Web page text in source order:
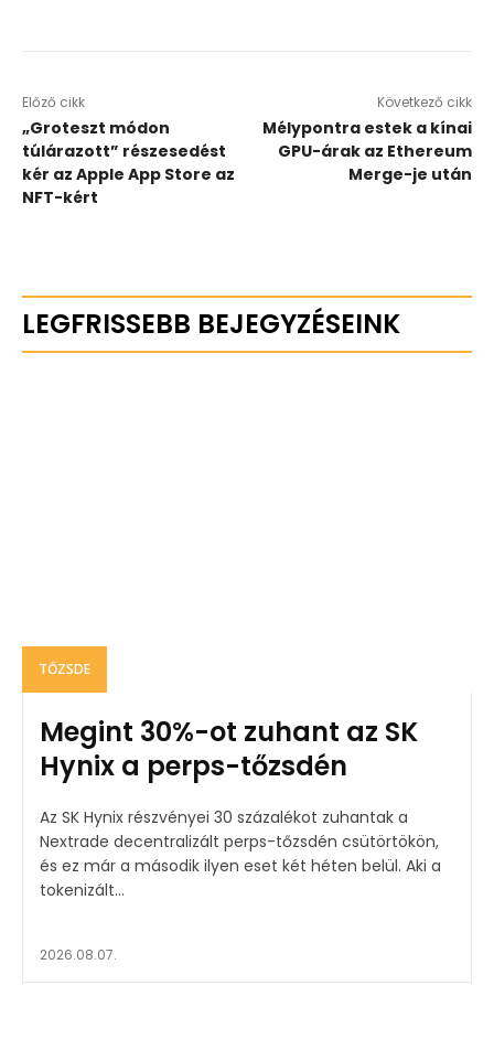
Előző cikk
„Groteszt módon
túlárazott” részesedést
kér az Apple App Store az
NFT-kért
Következő cikk
Mélypontra estek a kínai
GPU-árak az Ethereum
Merge-je után
LEGFRISSEBB BEJEGYZÉSEINK
TŐZSDE
Megint 30%-ot zuhant az SK
Hynix a perps-tőzsdén
Az SK Hynix részvényei 30 százalékot zuhantak a
Nextrade decentralizált perps-tőzsdén csütörtökön,
és ez már a második ilyen eset két héten belül. Aki a
tokenizált...
2026.08.07.